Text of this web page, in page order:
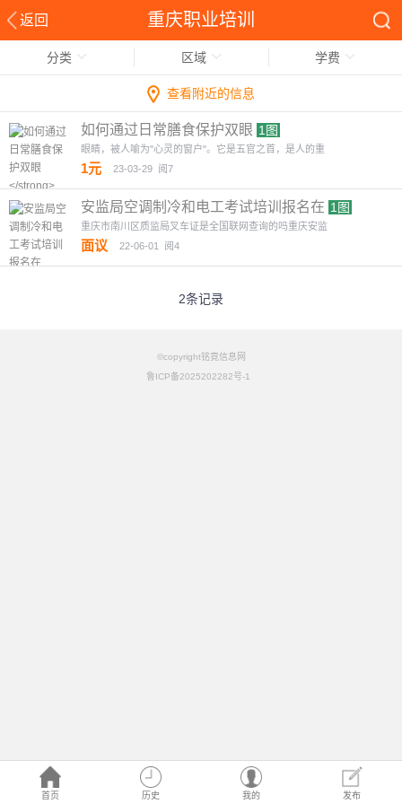
返回 重庆职业培训
首页 历史 我的 发布
分类 区域 学费
查看附近的信息
如何通过日常膳食保护双眼 1图
眼睛，被人喻为"心灵的窗户"。它是五官之首，是人的‌‌重
1元 23-03-29 阅7
安监局空调制冷和电工考试培训报名在 1图
重庆市南川区质监局叉车证是全国联网查询的吗重庆安监
面议 22-06-01 阅4
2条记录
©copyright铭竟信息网
鲁ICP备2025202282号-1